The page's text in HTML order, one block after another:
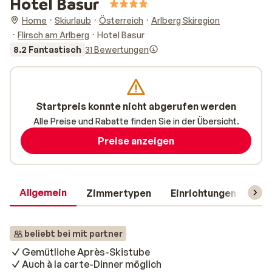
Home Skiurlaub Österreich
Arlberg Skiregion
Flirsch am Arlberg
Hotel Basur
8.2 Fantastisch 31 Bewertungen
Allgemein Zimmertypen Einrichtungen
beliebt bei mit partner
Gemütliche Après-Skistube
Auch à la carte-Dinner möglich
Startpreis konnte nicht abgerufen werden
Alle Preise und Rabatte finden Sie in der Übersicht.
Preise anzeigen